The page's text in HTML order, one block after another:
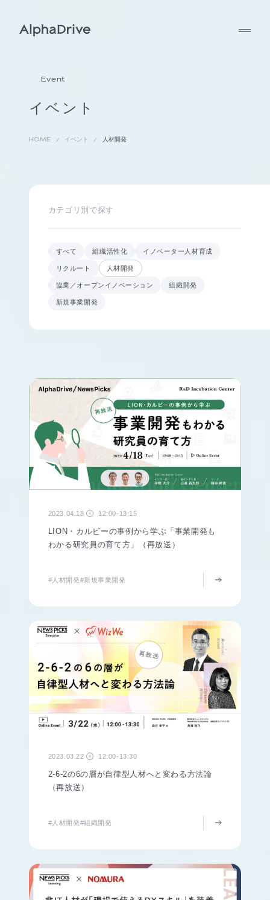
イベント
Event
HOME イベント 人材開発
カテゴリ別で探す
すべて 組織活性化 イノベーター人材育成
リクルート 人材開発
協業／オープンイノベーション 組織開発
新規事業開発
2023.04.18 火 12:00-13:15
LION・カルビーの事例から学ぶ「事業開発も
わかる研究員の育て方」（再放送）
#人材開発#新規事業開発
2023.03.22 水 12:00-13:30
2-6-2の6の層が自律型人材へと変わる方法論
（再放送）
#人材開発#組織開発